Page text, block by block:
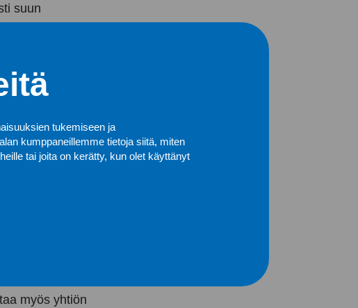
tukemiseen ja
kumppaneillemme tietoja siitä, miten
tai joita on kerätty, kun olet käyttänyt
suun
on vapauttaa
vastaava
kynnystä
myös yhtiön